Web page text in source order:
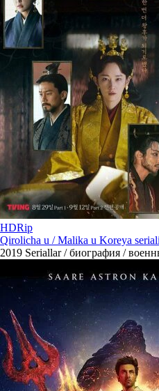
HDRip
Qirolicha u / Malika u Koreya
2019 Seriallar / биография /